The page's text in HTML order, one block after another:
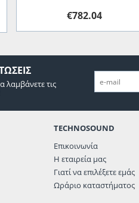
€782.04
λαμβάνετε τις
TECHNOSOUND
Επικοινωνία
Η εταιρεία μας
Γιατί να επιλέξετε εμάς
Ωράριο καταστήματος